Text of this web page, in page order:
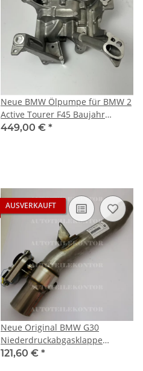
Neue BMW Ölpumpe für BMW 2
Active Tourer F45 Baujahr
11.2013 bis 10.2021 218d 150PS
449,00 € *
AUSVERKAUFT
Neue Original BMW G30
Niederdruckabgasklappe
18308589114 für BMW 5er G30
121,60 € *